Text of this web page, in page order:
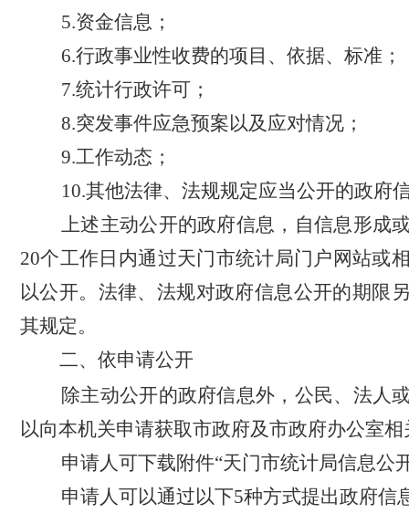
5.资金信息；
6.行政事业性收费的项目、依据、标准；
7.统计行政许可；
8.突发事件应急预案以及应对情况；
9.工作动态；
10.其他法律、法规规定应当公开的政府
上述主动公开的政府信息，自信息形成
20个工作日内通过天门市统计局门户网站或
以公开。法律、法规对政府信息公开的期限
其规定。
二、依申请公开
除主动公开的政府信息外，公民、法人
以向本机关申请获取市政府及市政府办公室
申请人可下载附件“天门市统计局信息公
申请人可以通过以下5种方式提出政府信